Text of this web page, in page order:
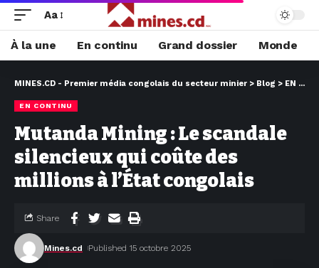
Aa
À la une En continu Grand dossier Monde
MINES.CD - Premier média congolais du secteur minier > Blog > EN CONTINU
EN CONTINU
Mutanda Mining : Le scandale
silencieux qui coûte des
millions à l’État congolais
Mines.cd Published 15 octobre 2025
Share